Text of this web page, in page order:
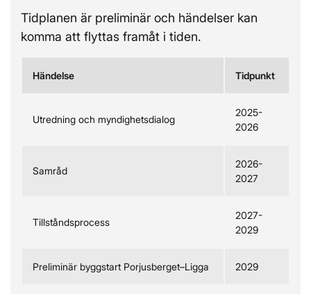
Tidplanen är preliminär och händelser kan
komma att flyttas framåt i tiden.
Händelse Tidpunkt
Utredning och myndighetsdialog
2025-
2026
Samråd
2026-
2027
Tillståndsprocess
2027-
2029
Preliminär byggstart Porjusberget–Ligga 2029